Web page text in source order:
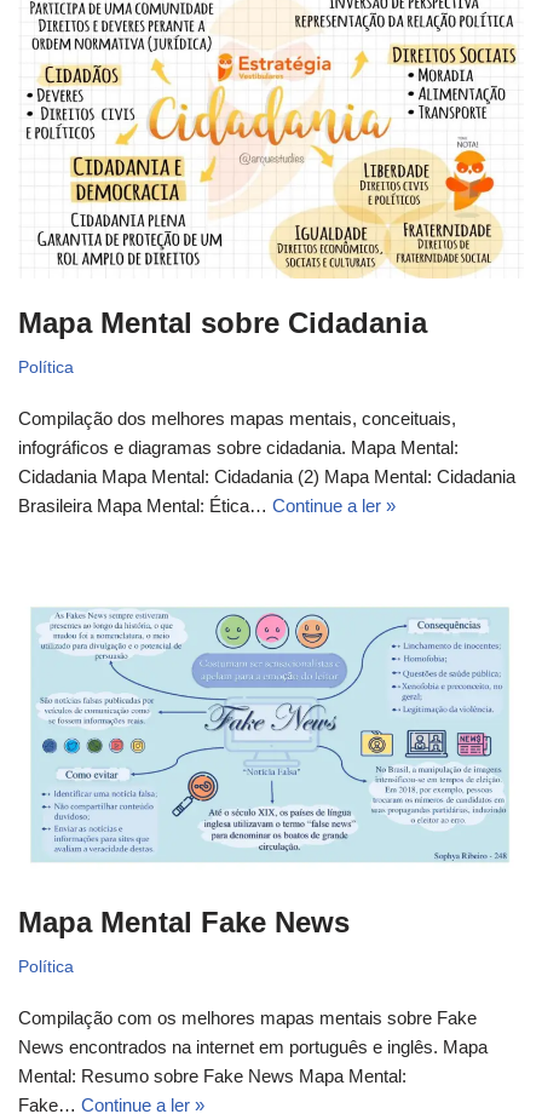
Mapa Mental sobre Cidadania
Política
Compilação dos melhores mapas mentais, conceituais,
infográficos e diagramas sobre cidadania. Mapa Mental:
Cidadania Mapa Mental: Cidadania (2) Mapa Mental: Cidadania
Brasileira Mapa Mental: Ética… Continue a ler »
Mapa Mental Fake News
Política
Compilação com os melhores mapas mentais sobre Fake
News encontrados na internet em português e inglês. Mapa
Mental: Resumo sobre Fake News Mapa Mental:
Fake… Continue a ler »